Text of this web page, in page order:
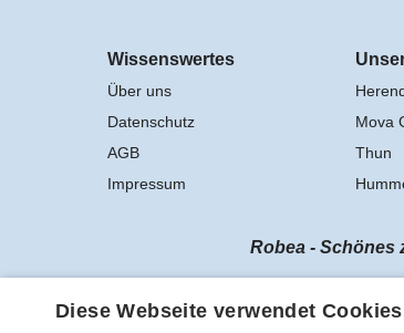
Wissenswertes
Über uns
Datenschutz
AGB
Impressum
Mova
Thun
Robea - Schönes
Vertrag widerrufen
Diese Webseite verwendet